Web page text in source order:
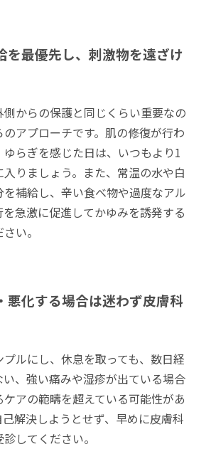
を最優先し、刺激物を遠ざけ
側からの保護と同じくらい重要なの
アプローチです。肌の修復が行わ
らぎを感じた日は、いつもより1
りましょう。また、常温の水や白
補給し、辛い食べ物や過度なアル
急激に促進してかゆみを誘発する
い。
悪化する場合は迷わず皮膚科
ルにし、休息を取っても、数日経
、強い痛みや湿疹が出ている場合
アの範疇を超えている可能性があ
己解決しようとせず、早めに皮膚科
してください。